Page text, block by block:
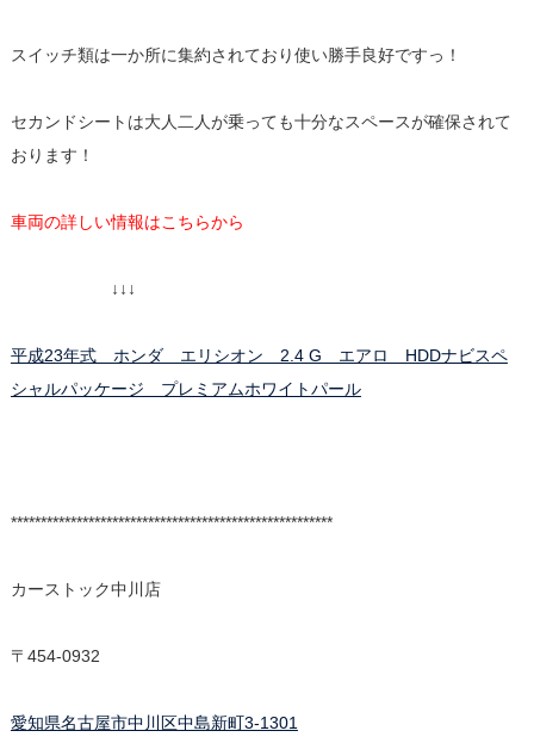
スイッチ類は一か所に集約されており使い勝手良好ですっ！
セカンドシートは大人二人が乗っても十分なスペースが確保されて
おります！
車両の詳しい情報はこちらから
↓↓↓
平成23年式 ホンダ エリシオン 2.4 G エアロ HDDナビスペ
シャルパッケージ プレミアムホワイトパール
******************************************************
カーストック中川店
〒454-0932
愛知県名古屋市中川区中島新町3-1301